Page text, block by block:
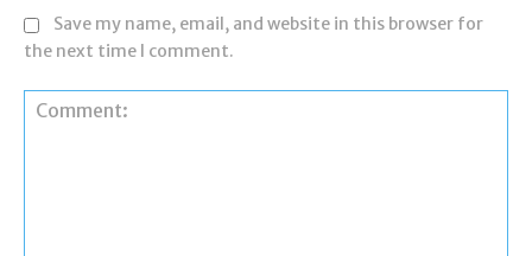
Save my name, email, and website in this browser for
the next time I comment.